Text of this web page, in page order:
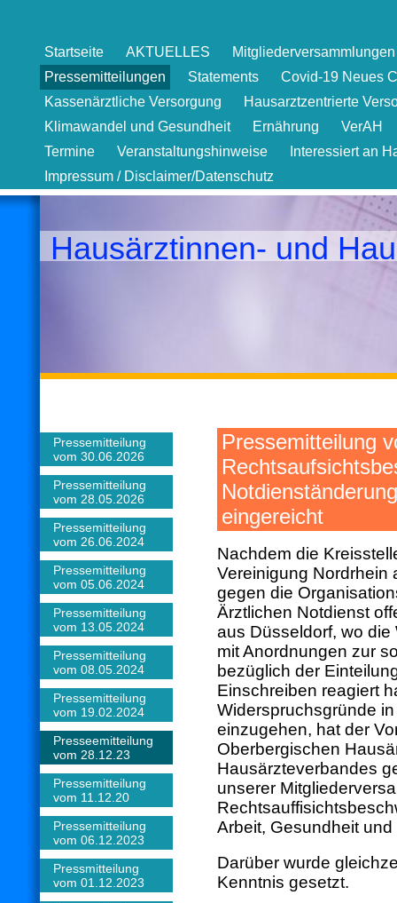
Startseite AKTUELLES
Pressemitteilungen
Statements
Covid-19 Neues
Kassenärztliche Versorgung
Hausarztzentrierte
Klimawandel und Gesundheit
Ernährung
VerAH
Termine
Veranstaltungshinweise
Interessiert an
Impressum / Disclaimer/Datenschutz
Hausärztinnen- und
Pressemitteilung
vom 30.06.2026
Pressemitteilung
vom 28.05.2026
Pressemitteilung
vom 26.06.2024
Pressemitteilung
vom 05.06.2024
Pressemitteilung
vom 13.05.2024
Pressemitteilung
vom 08.05.2024
Pressemitteilung
vom 19.02.2024
Presseemitteilung
vom 28.12.23
Pressemitteilung
vom 11.12.20
Pressemitteilung
vom 06.12.2023
Pressmitteilung
vom 01.12.2023
eingereicht
Nachdem die
Vereinigung Nordrhein
gegen die
Ärztlichen Notdienst
aus Düsseldorf, wo
mit Anordnungen zur
bezüglich der
Einschreiben reagiert
Widerspruchsgründe
einzugehen, hat der
Oberbergischen
Hausärzteverbandes
unserer
Arbeit, Gesundheit
Darüber wurde
Kenntnis gesetzt.